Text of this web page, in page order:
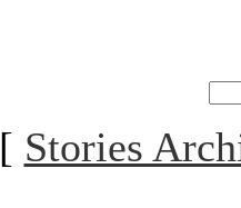
[ Stories